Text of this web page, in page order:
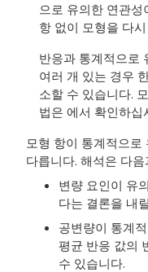
으로 유의한 연관성
항 없이 모형을 다
반응과 통계적으로
여러 개 있는 경우
소할 수 있습니다.
법은 에서 확인하십
모형 항이 통계적으
다릅니다. 해석은 다
변량 요인이 유
다는 결론을 내
공변량이 통계
평균 반응 값의
수 있습니다.